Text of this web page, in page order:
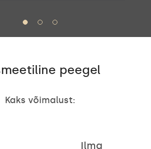
peegel
Kaks võimalust:
Ilma